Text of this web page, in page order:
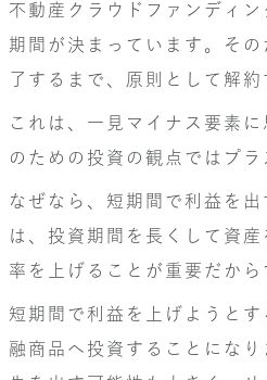
不動産クラウドファンディ
期間が決まっています。そ
了するまで、原則として解
これは、一見マイナス要素
のための投資の観点ではプラ
なぜなら、短期間で利益を
は、投資期間を長くして資
率を上げることが重要だから
短期間で利益を上げようと
融商品へ投資することにな